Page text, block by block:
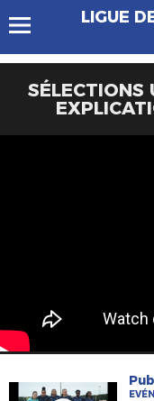
LIGUE
SÉLECTIONS